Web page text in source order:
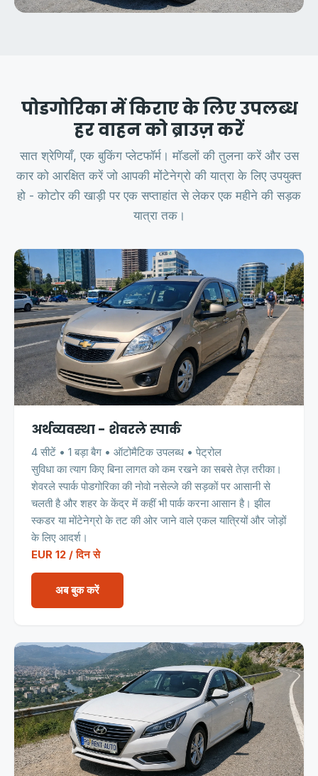
पोडगोरिका में किराए के लिए उपलब्ध
हर वाहन को ब्राउज़ करें
सात श्रेणियाँ, एक बुकिंग प्लेटफॉर्म। मॉडलों की तुलना करें और उस
कार को आरक्षित करें जो आपकी मोंटेनेग्रो की यात्रा के लिए उपयुक्त
हो - कोटोर की खाड़ी पर एक सप्ताहांत से लेकर एक महीने की सड़क
यात्रा तक।
अर्थव्यवस्था - शेवरले स्पार्क
4 सीटें • 1 बड़ा बैग • ऑटोमैटिक उपलब्ध • पेट्रोल
सुविधा का त्याग किए बिना लागत को कम रखने का सबसे तेज़ तरीका।
शेवरले स्पार्क पोडगोरिका की नोवो नसेल्जे की सड़कों पर आसानी से
चलती है और शहर के केंद्र में कहीं भी पार्क करना आसान है। झील
स्कडर या मोंटेनेग्रो के तट की ओर जाने वाले एकल यात्रियों और जोड़ों
के लिए आदर्श।
EUR 12 / दिन से
अब बुक करें